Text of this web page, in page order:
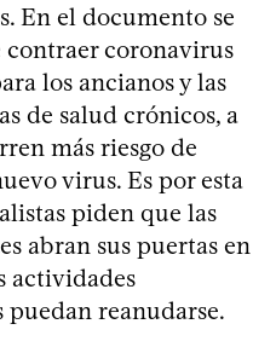
En el documento se
contraer coronavirus
los ancianos y las
de salud crónicos, a
más riesgo de
virus. Es por esta
piden que las
abran sus puertas en
actividades
reanudarse.